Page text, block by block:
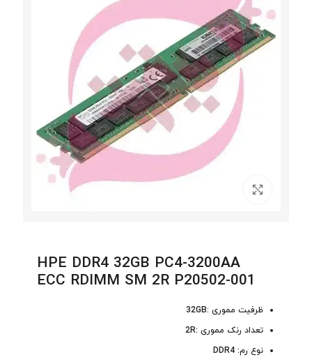
HPE DDR4 32GB PC4-3200AA
ECC RDIMM SM 2R P20502-001
ظرفیت مموری :32GB
تعداد رنک مموری :2R
نوع رم: DDR4